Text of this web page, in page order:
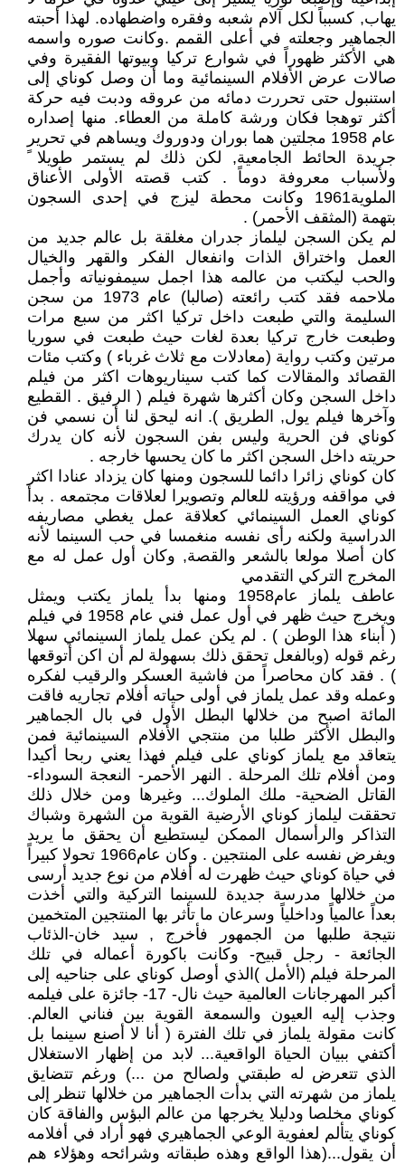
يهاب, كسبباً لكل آلام شعبه وفقره واضطهاده. لهذا أحبته
الجماهير وجعلته في أعلى القمم .وكانت صوره واسمه
هي الأكثر ظهوراً في شوارع تركيا وبيوتها الفقيرة وفي
صالات عرض الأفلام السينمائية وما أن وصل كوناي إلى
استنبول حتى تحررت دمائه من عروقه ودبت فيه حركة
أكثر توهجا فكان ورشة كاملة من العطاء. منها إصداره
عام 1958 مجلتين هما بوران ودوروك ويساهم في تحرير
جريدة الحائط الجامعية, لكن ذلك لم يستمر طويلا ً
ولأسباب معروفة دوماً . كتب قصته الأولى الأعناق
الملوية1961 وكانت محطة ليزج في إحدى السجون
بتهمة (المثقف الأحمر) .
لم يكن السجن ليلماز جدران مغلقة بل عالم جديد من
العمل واختراق الذات وانفعال الفكر والقهر والخيال
والحب ليكتب من عالمه هذا اجمل سيمفونياته وأجمل
ملاحمه فقد كتب رائعته (صالبا) عام 1973 من سجن
السليمة والتي طبعت داخل تركيا اكثر من سبع مرات
وطبعت خارج تركيا بعدة لغات حيث طبعت في سوريا
مرتين وكتب رواية (معادلات مع ثلاث غرباء ) وكتب مئات
القصائد والمقالات كما كتب سيناريوهات اكثر من فيلم
داخل السجن وكان أكثرها شهرة فيلم ( الرفيق . القطيع
وآخرها فيلم يول, الطريق ). انه ليحق لنا أن نسمي فن
كوناي فن الحرية وليس بفن السجون لأنه كان يدرك
حريته داخل السجن اكثر ما كان يحسها خارجه .
كان كوناي زائرا دائما للسجون ومنها كان يزداد عنادا اكثر
في مواقفه ورؤيته للعالم وتصويرا لعلاقات مجتمعه . بدأ
كوناي العمل السينمائي كعلاقة عمل يغطي مصاريفه
الدراسية ولكنه رأى نفسه منغمسا في حب السينما لأنه
كان أصلا مولعا بالشعر والقصة, وكان أول عمل له مع
المخرج التركي التقدمي
عاطف يلماز عام1958 ومنها بدأ يلماز يكتب ويمثل
ويخرج حيث ظهر في أول عمل فني عام 1958 في فيلم
( أبناء هذا الوطن ) . لم يكن عمل يلماز السينمائي سهلا
رغم قوله (وبالفعل تحقق ذلك بسهولة لم أن اكن أتوقعها
) . فقد كان محاصراً من فاشية العسكر والرقيب لفكره
وعمله وقد عمل يلماز في أولى حياته أفلام تجاريه فاقت
المائة اصبح من خلالها البطل الأول في بال الجماهير
والبطل الأكثر طلبا من منتجي الأفلام السينمائية فمن
يتعاقد مع يلماز كوناي على فيلم فهذا يعني ربحا أكيدا
ومن أفلام تلك المرحلة . النهر الأحمر- النعجة السوداء-
القاتل الضحية- ملك الملوك... وغيرها ومن خلال ذلك
تحققت ليلماز كوناي الأرضية القوية من الشهرة وشباك
التذاكر والرأسمال الممكن ليستطيع أن يحقق ما يريد
ويفرض نفسه على المنتجين . وكان عام1966 تحولا كبيراً
في حياة كوناي حيث ظهرت له أفلام من نوع جديد أرسى
من خلالها مدرسة جديدة للسينما التركية والتي أخذت
بعداً عالمياً وداخلياً وسرعان ما تأثر بها المنتجين المتخمين
نتيجة طلبها من الجمهور فأخرج , سيد خان-الذئاب
الجائعة - رجل قبيح- وكانت باكورة أعماله في تلك
المرحلة فيلم (الأمل )الذي أوصل كوناي على جناحيه إلى
أكبر المهرجانات العالمية حيث نال- 17- جائزة على فيلمه
وجذب إليه العيون والسمعة القوية بين فناني العالم.
كانت مقولة يلماز في تلك الفترة ( أنا لا أصنع سينما بل
أكتفي ببيان الحياة الواقعية... لابد من إظهار الاستغلال
الذي تتعرض له طبقتي ولصالح من ...) ورغم تتضايق
يلماز من شهرته التي بدأت الجماهير من خلالها تنظر إلى
كوناي مخلصا ودليلا يخرجها من عالم البؤس والفاقة كان
كوناي يتألم لعفوية الوعي الجماهيري فهو أراد في أفلامه
أن يقول...(هذا الواقع وهذه طبقاته وشرائحه وهؤلاء هم